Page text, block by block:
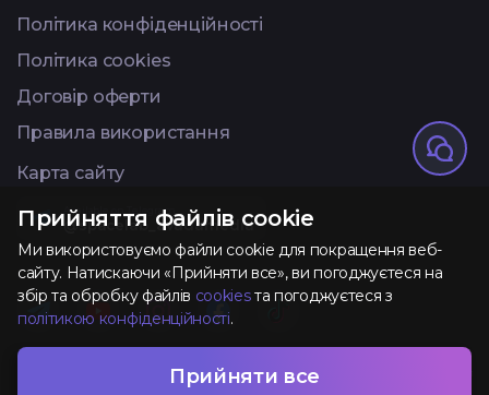
Політика конфіденційності
Політика cookies
Договір оферти
Правила використання
Карта сайту
Available on Telegram
@spacelab_avadamedia
AVADA
Прийняття файлів cookie
Ми використовуємо файли cookie для покращення веб-
сайту. Натискаючи «Прийняти все», ви погоджуєтеся на
збір та обробку файлів cookiesта погоджуєтеся з
політикою конфіденційності.
Прийняти все